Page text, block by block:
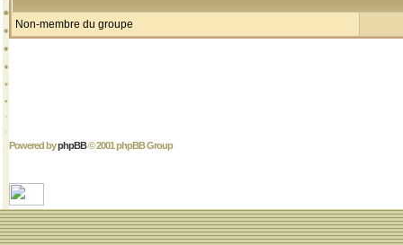
Non-membre du groupe
Powered byphpBB© 2001 phpBB Group